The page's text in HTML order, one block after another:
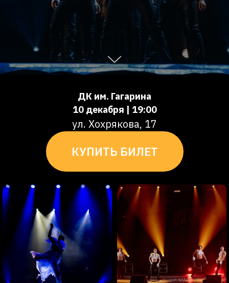
ДК им. Гагарина
10 декабря | 19:00
ул. Хохрякова, 17
КУПИТЬ БИЛЕТ